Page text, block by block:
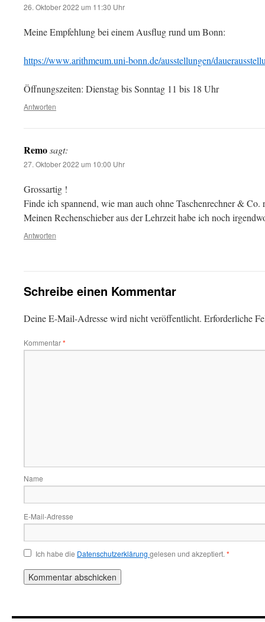
26. Oktober 2022 um 11:30 Uhr
Meine Empfehlung bei einem Ausflug rund um Bonn:
https://www.arithmeum.uni-bonn.de/ausstellungen/
Öffnungszeiten: Dienstag bis Sonntag 11 bis 18 Uhr
Antworten
Remosagt:
27. Oktober 2022 um 10:00 Uhr
Grossartig !
Finde ich spannend, wie man auch ohne Taschenrechner & Co.
Meinen Rechenschieber aus der Lehrzeit habe ich noch
Antworten
Schreibe einen Kommentar
Deine E-Mail-Adresse wird nicht veröffentlicht. Erforderliche
Kommentar*
Name
E-Mail-Adresse
Ich habe die Datenschutzerklärung gelesen und akzeptiert. *